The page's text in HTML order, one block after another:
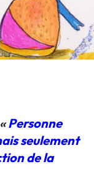
«Personne
seulement
de la